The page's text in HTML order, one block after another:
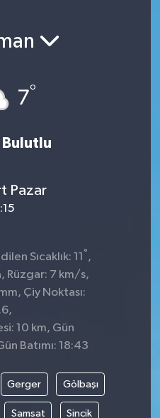
7°
Bulutlu
Pazar
Sıcaklık: 11 ° ,
Rüzgar: 7 km/s,
Çiy Noktası:
10 km, Gün
Batımı: 18:43
Gerger Gölbaşı
Samsat Sincik